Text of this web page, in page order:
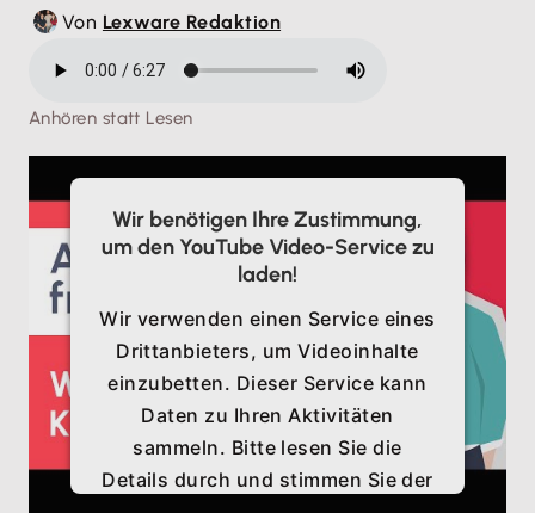
Von Lexware Redaktion
Anhören statt Lesen
Wir benötigen Ihre Zustimmung,
um den YouTube Video-Service zu
laden!
Wir verwenden einen Service eines
Drittanbieters, um Videoinhalte
einzubetten. Dieser Service kann
Daten zu Ihren Aktivitäten
sammeln. Bitte lesen Sie die
Details durch und stimmen Sie der